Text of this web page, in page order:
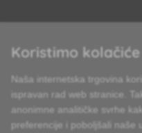
Uvijek ćemo vas
Reklamacije
Koristimo kolačiće
Naša internetska trgovina
ispravan rad web stranice.
anonimne analitičke svrhe
preferencije i poboljšali naše